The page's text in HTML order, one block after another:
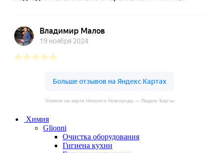
Уником на карте Нижнего Новгорода — Яндекс Карты
Химия
Glionni
Очистка оборудования
Гигиена кухни